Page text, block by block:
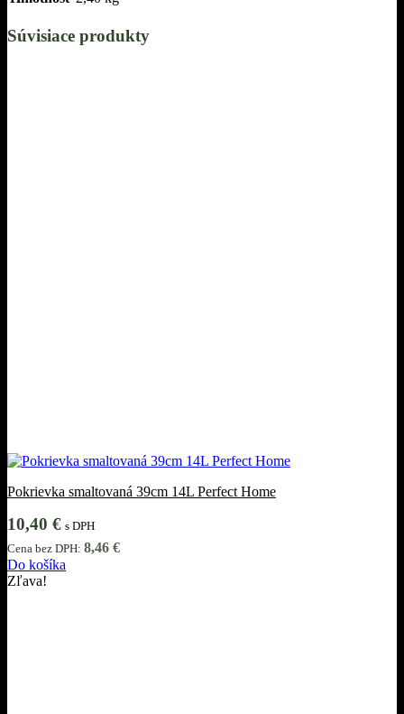
Súvisiace produkty
Pokrievka smaltovaná 39cm 14L Perfect Home
10,40 € s DPH
Cena bez DPH: 8,46 €
Do košíka
Zľava!